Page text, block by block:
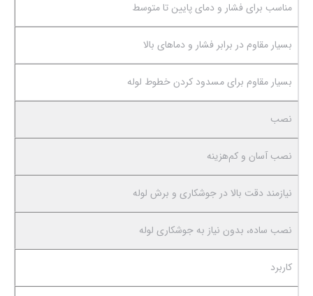
مناسب برای فشار و دمای پایین تا متوسط
بسیار مقاوم در برابر فشار و دماهای بالا
بسیار مقاوم برای مسدود کردن خطوط لوله
نصب
نصب آسان و کم‌هزینه
نیازمند دقت بالا در جوشکاری و برش لوله
نصب ساده، بدون نیاز به جوشکاری لوله
کاربرد